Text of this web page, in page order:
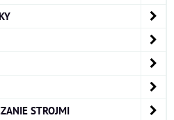
STROJMI